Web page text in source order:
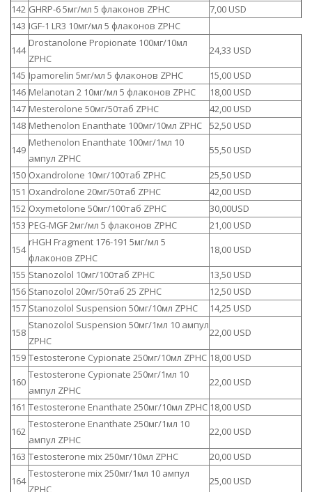
142 GHRP-6 5мг/мл 5 флаконов ZPHC
7,00 USD
143 IGF-1 LR3 10мг/мл 5 флаконов ZPHC
144
Drostanolone Propionate 100мг/10мл
ZPHC
24,33 USD
145 Ipamorelin 5мг/мл 5 флаконов ZPHC
15,00 USD
146 Melanotan 2 10мг/мл 5 флаконов ZPHC
18,00 USD
147 Mesterolone 50мг/50таб ZPHC
42,00 USD
148 Methenolon Enanthate 100мг/10мл ZPHC
52,50 USD
149
Methenolon Enanthate 100мг/1мл 10
ампул ZPHC
55,50 USD
150 Oxandrolone 10мг/100таб ZPHC
25,50 USD
151 Oxandrolone 20мг/50таб ZPHC
42,00 USD
152 Oxymetolone 50мг/100таб ZPHC
30,00USD
153 PEG-MGF 2мг/мл 5 флаконов ZPHC
21,00 USD
154
rHGH Fragment 176-191 5мг/мл 5
флаконов ZPHC
18,00 USD
155 Stanozolol 10мг/100таб ZPHC
13,50 USD
156 Stanozolol 20мг/50таб 25 ZPHC
12,50 USD
157 Stanozolol Suspension 50мг/10мл ZPHC
14,25 USD
158
Stanozolol Suspension 50мг/1мл 10 ампул
ZPHC
22,00 USD
159 Testosterone Cypionate 250мг/10мл ZPHC 18,00 USD
160
Testosterone Cypionate 250мг/1мл 10
ампул ZPHC
22,00 USD
161 Testosterone Enanthate 250мг/10мл ZPHC 18,00 USD
162
Testosterone Enanthate 250мг/1мл 10
ампул ZPHC
22,00 USD
163 Testosterone mix 250мг/10мл ZPHC
20,00 USD
164
Testosterone mix 250мг/1мл 10 ампул
ZPHC
25,00 USD